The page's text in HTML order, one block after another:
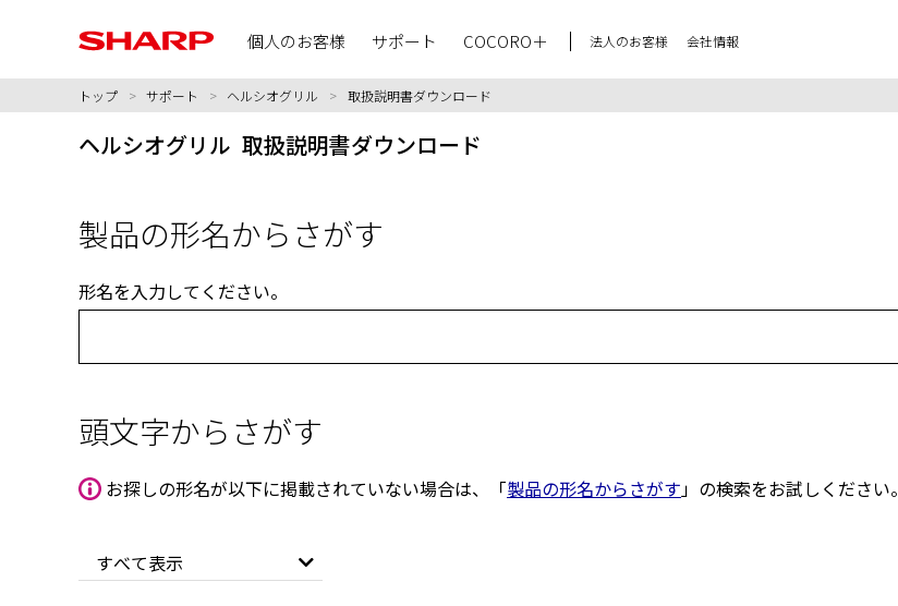
個人のお客様 サポート COCORO＋ 法人のお客様
会社情報
トップ > サポート > ヘルシオグリル > 取扱説明書ダウンロード
ヘルシオグリル 取扱説明書ダウンロード
製品の形名からさがす
形名を入力してください。
頭文字からさがす
お探しの形名が以下に掲載されていない場合は、「製品の形名からさがす」の検索をお試しください。
すべて表示